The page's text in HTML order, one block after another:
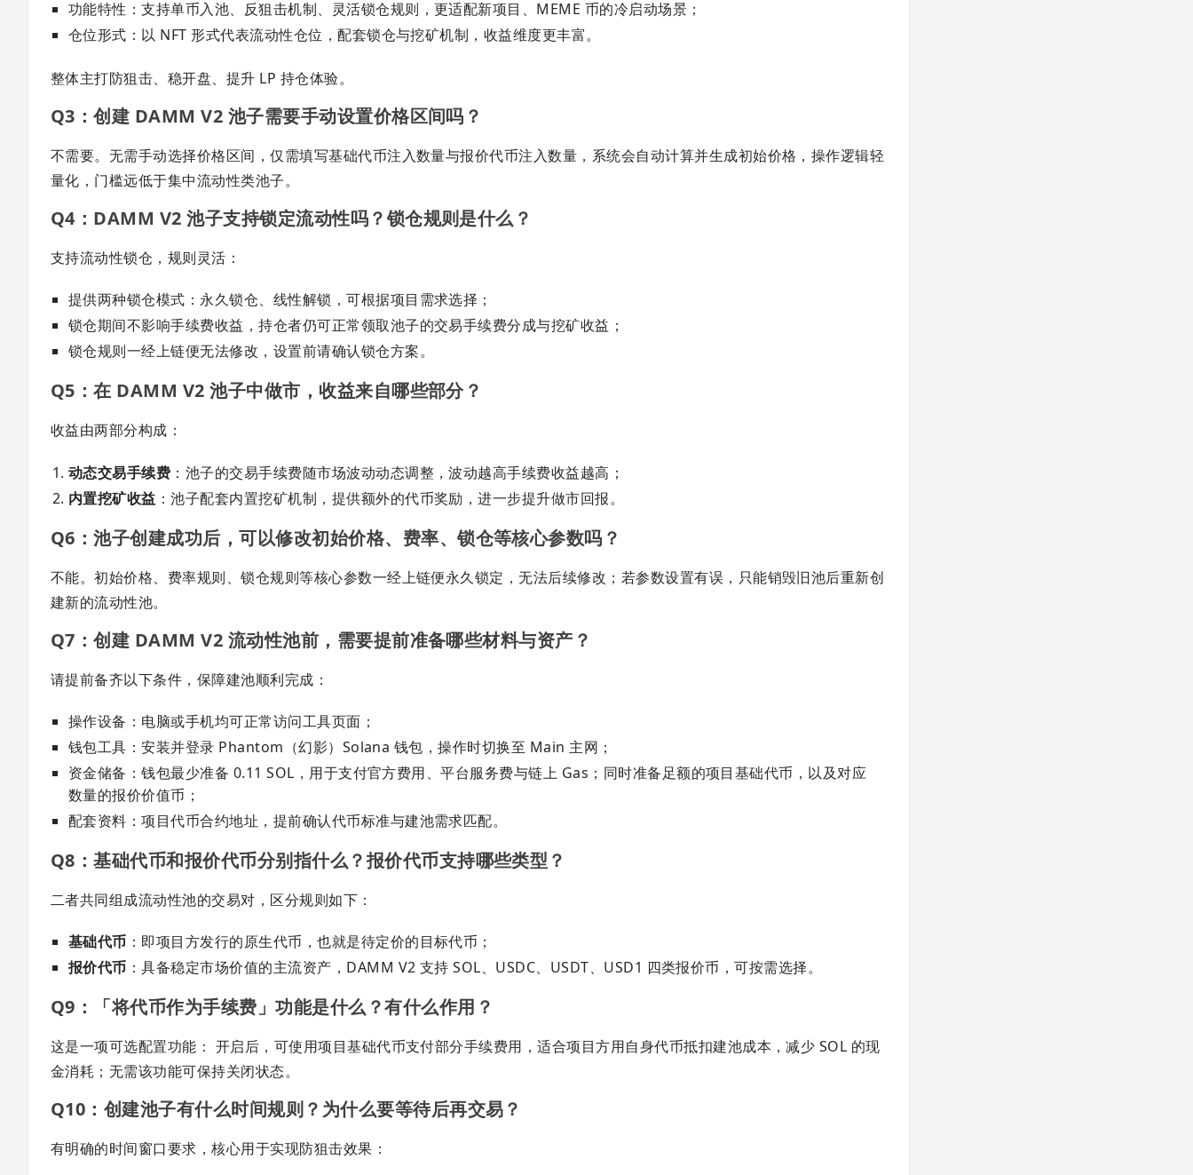
功能特性：支持单币入池、反狙击机制、灵活锁仓规则，更适配新项目、MEME 币的冷启动场景；
仓位形式：以 NFT 形式代表流动性仓位，配套锁仓与挖矿机制，收益维度更丰富。
整体主打防狙击、稳开盘、提升 LP 持仓体验。
Q3：创建 DAMM V2 池子需要手动设置价格区间吗？
不需要。无需手动选择价格区间，仅需填写基础代币注入数量与报价代币注入数量，系统会自动计算并生成初始价格，操作逻辑轻
量化，门槛远低于集中流动性类池子。
Q4：DAMM V2 池子支持锁定流动性吗？锁仓规则是什么？
支持流动性锁仓，规则灵活：
提供两种锁仓模式：永久锁仓、线性解锁，可根据项目需求选择；
锁仓期间不影响手续费收益，持仓者仍可正常领取池子的交易手续费分成与挖矿收益；
锁仓规则一经上链便无法修改，设置前请确认锁仓方案。
Q5：在 DAMM V2 池子中做市，收益来自哪些部分？
收益由两部分构成：
动态交易手续费 ：池子的交易手续费随市场波动动态调整，波动越高手续费收益越高；
内置挖矿收益 ：池子配套内置挖矿机制，提供额外的代币奖励，进一步提升做市回报。
Q6：池子创建成功后，可以修改初始价格、费率、锁仓等核心参数吗？
不能。初始价格、费率规则、锁仓规则等核心参数一经上链便永久锁定，无法后续修改；若参数设置有误，只能销毁旧池后重新创
建新的流动性池。
Q7：创建 DAMM V2 流动性池前，需要提前准备哪些材料与资产？
请提前备齐以下条件，保障建池顺利完成：
操作设备：电脑或手机均可正常访问工具页面；
钱包工具：安装并登录 Phantom（幻影）Solana 钱包，操作时切换至 Main 主网；
资金储备：钱包最少准备 0.11 SOL，用于支付官方费用、平台服务费与链上 Gas；同时准备足额的项目基础代币，以及对应
数量的报价价值币；
配套资料：项目代币合约地址，提前确认代币标准与建池需求匹配。
Q8：基础代币和报价代币分别指什么？报价代币支持哪些类型？
二者共同组成流动性池的交易对，区分规则如下：
基础代币 ：即项目方发行的原生代币，也就是待定价的目标代币；
报价代币 ：具备稳定市场价值的主流资产，DAMM V2 支持 SOL、USDC、USDT、USD1 四类报价币，可按需选择。
Q9：「将代币作为手续费」功能是什么？有什么作用？
这是一项可选配置功能： 开启后，可使用项目基础代币支付部分手续费用，适合项目方用自身代币抵扣建池成本，减少 SOL 的现
金消耗；无需该功能可保持关闭状态。
Q10：创建池子有什么时间规则？为什么要等待后再交易？
有明确的时间窗口要求，核心用于实现防狙击效果：